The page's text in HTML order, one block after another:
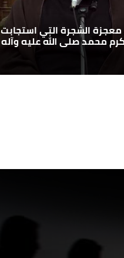
الشجرة التي استجابت
محمد صلى الله عليه وآله